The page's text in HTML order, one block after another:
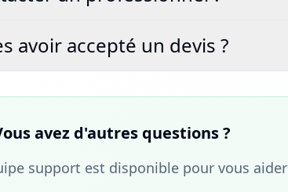
avoir accepté un devis ?
avez d'autres questions ?
support est disponible pour vous aider